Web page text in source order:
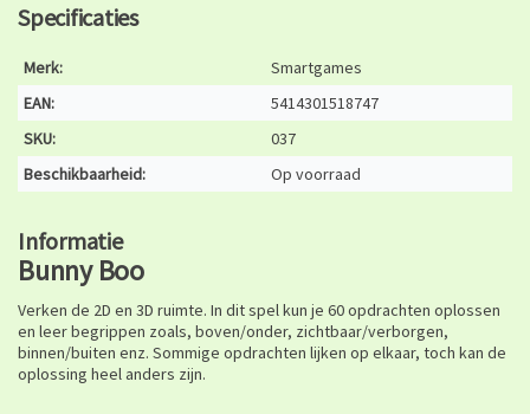
Specificaties
Merk:
Smartgames
EAN:
5414301518747
SKU:
037
Beschikbaarheid:
Op voorraad
Informatie
Bunny Boo
Verken de 2D en 3D ruimte. In dit spel kun je 60 opdrachten oplossen
en leer begrippen zoals, boven/onder, zichtbaar/verborgen,
binnen/buiten enz. Sommige opdrachten lijken op elkaar, toch kan de
oplossing heel anders zijn.